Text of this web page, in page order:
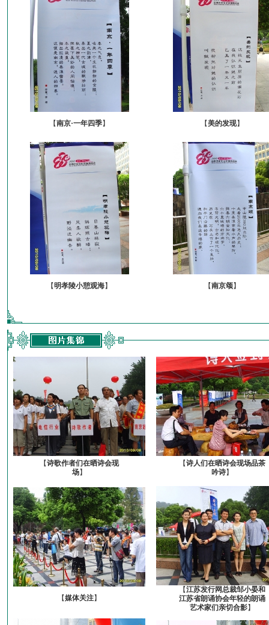
【南京·一年四季】 【美的发现】
【明孝陵小憩观海】 【南京颂】
【诗歌作者们在晒诗会现
场】
【诗人们在晒诗会现场品茶
吟诗】
【媒体关注】
【江苏发行网总裁邹小晏和
江苏省朗诵协会年轻的朗诵
艺术家们亲切合影】